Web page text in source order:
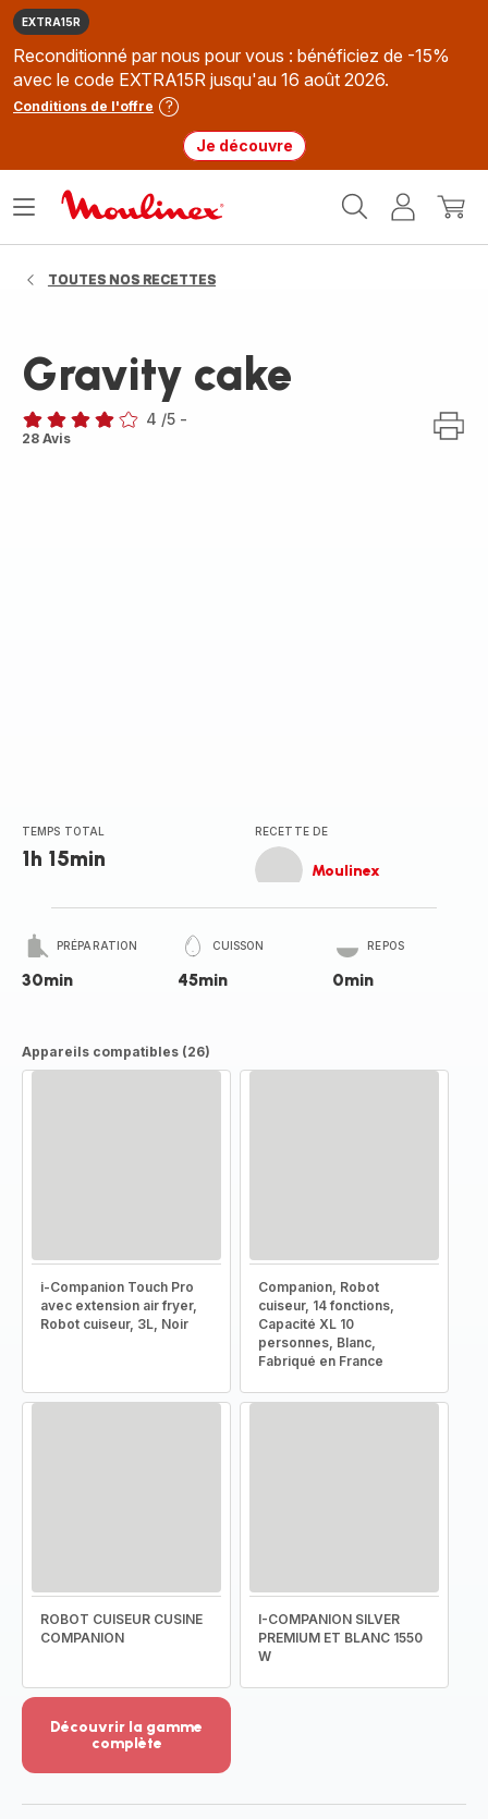
EXTRA15R
Reconditionné par nous pour vous : bénéficiez de -15%
avec le code EXTRA15R jusqu'au 16 août 2026.
Conditions de l'offre
Je découvre
MonMon
Ouvrir
TOUTES NOS RECETTES
Gravity cake
Avis
4 /5 -
28 Avis
TEMPS TOTAL
1h 15min
RECETTE DE
Moulinex
PRÉPARATION
30min
CUISSON
45min
REPOS
0min
Appareils compatibles (26)
i-Companion Touch Pro
avec extension air fryer,
Robot cuiseur, 3L, Noir
Companion, Robot
cuiseur, 14 fonctions,
Capacité XL 10
personnes, Blanc,
Fabriqué en France
ROBOT CUISEUR CUSINE
COMPANION
I-COMPANION SILVER
PREMIUM ET BLANC 1550
W
Découvrir la gamme
complète
-